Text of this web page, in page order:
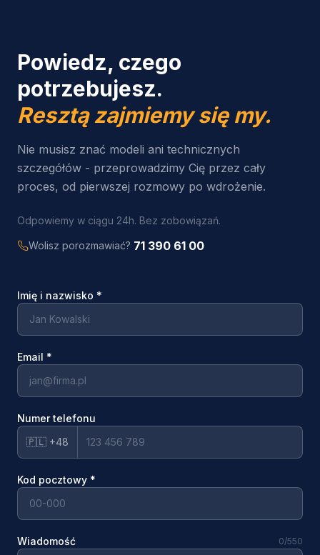
Powiedz, czego
potrzebujesz.
Resztą zajmiemy się my.
Nie musisz znać modeli ani technicznych
szczegółów - przeprowadzimy Cię przez cały
proces, od pierwszej rozmowy po wdrożenie.
Odpowiemy w ciągu 24h. Bez zobowiązań.
Wolisz porozmawiać? 71 390 61 00
Imię i nazwisko *
Email *
Numer telefonu
🇵🇱 +48
Kod pocztowy *
Wiadomość 0/550